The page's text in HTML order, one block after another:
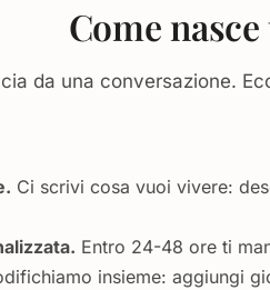
Come
da una conversazione.
Ci scrivi cosa vuoi vivere:
Entro 24-48 ore ti
insieme: aggiungi